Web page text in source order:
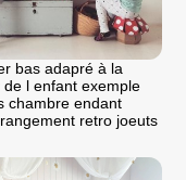
bas adapré à la
de l enfant exemple
chambre endant
retro joeuts